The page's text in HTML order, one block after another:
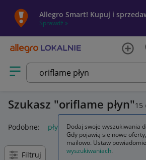
Allegro Smart! Kupuj i
Sprawdź »
Otwórz menu z kategoriami
Szukasz oriflame płyn 15
Podobne:
płyn micelarny oriflame
Filtruj
Dodaj swoje wyszukiwania
Gdy pojawią się nowe
mailowo. Ustaw
wyszukiwaniach.